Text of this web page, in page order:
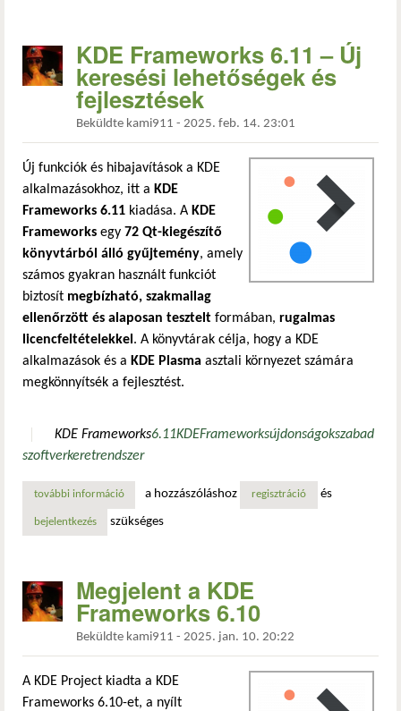
KDE Frameworks 6.11 – Új
keresési lehetőségek és
fejlesztések
Beküldte kami911 - 2025. feb. 14. 23:01
Új funkciók és hibajavítások a KDE
alkalmazásokhoz, itt a KDE
Frameworks 6.11 kiadása. A KDE
Frameworks egy 72 Qt-kiegészítő
könyvtárból álló gyűjtemény, amely
számos gyakran használt funkciót
biztosít megbízható, szakmailag
ellenőrzött és alaposan tesztelt formában, rugalmas
licencfeltételekkel . A könyvtárak célja, hogy a KDE
alkalmazások és a KDE Plasma asztali környezet számára
megkönnyítsék a fejlesztést.
KDE Frameworks6.11KDEFrameworksújdonságokszabad
szoftverkeretrendszer
további információkde frameworks 6.11 – új keresési lehetőségek és
a hozzászóláshoz regisztráció és
bejelentkezés szükséges
Megjelent a KDE
Frameworks 6.10
Beküldte kami911 - 2025. jan. 10. 20:22
A KDE Project kiadta a KDE
Frameworks 6.10-et, a nyílt